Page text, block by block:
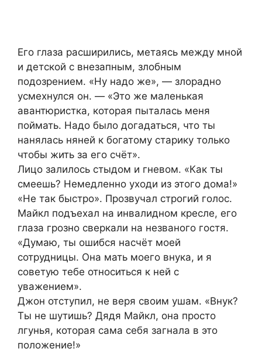
Его глаза расширились, метаясь между мной
и детской с внезапным, злобным
подозрением. «Ну надо же», — злорадно
усмехнулся он. — «Это же маленькая
авантюристка, которая пыталась меня
поймать. Надо было догадаться, что ты
нанялась няней к богатому старику только
чтобы жить за его счёт».
Лицо залилось стыдом и гневом. «Как ты
смеешь? Немедленно уходи из этого дома!»
«Не так быстро». Прозвучал строгий голос.
Майкл подъехал на инвалидном кресле, его
глаза грозно сверкали на незваного гостя.
«Думаю, ты ошибся насчёт моей
сотрудницы. Она мать моего внука, и я
советую тебе относиться к ней с
уважением».
Джон отступил, не веря своим ушам. «Внук?
Ты не шутишь? Дядя Майкл, она просто
лгунья, которая сама себя загнала в это
положение!»